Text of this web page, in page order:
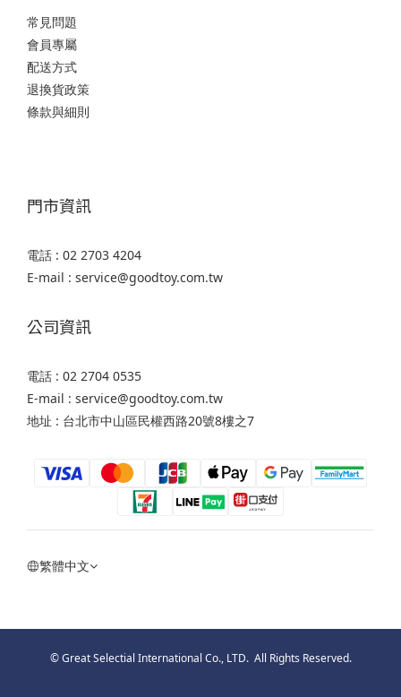
常見問題
會員專屬
配送方式
退換貨政策
條款與細則
門市資訊
電話 : 02 2703 4204
E-mail : service@goodtoy.com.tw
公司資訊
電話 : 02 2704 0535
E-mail : service@goodtoy.com.tw
地址 : 台北市中山區民權西路20號8樓之7
繁體中文
© Great Selectial International Co., LTD. All Rights Reserved.